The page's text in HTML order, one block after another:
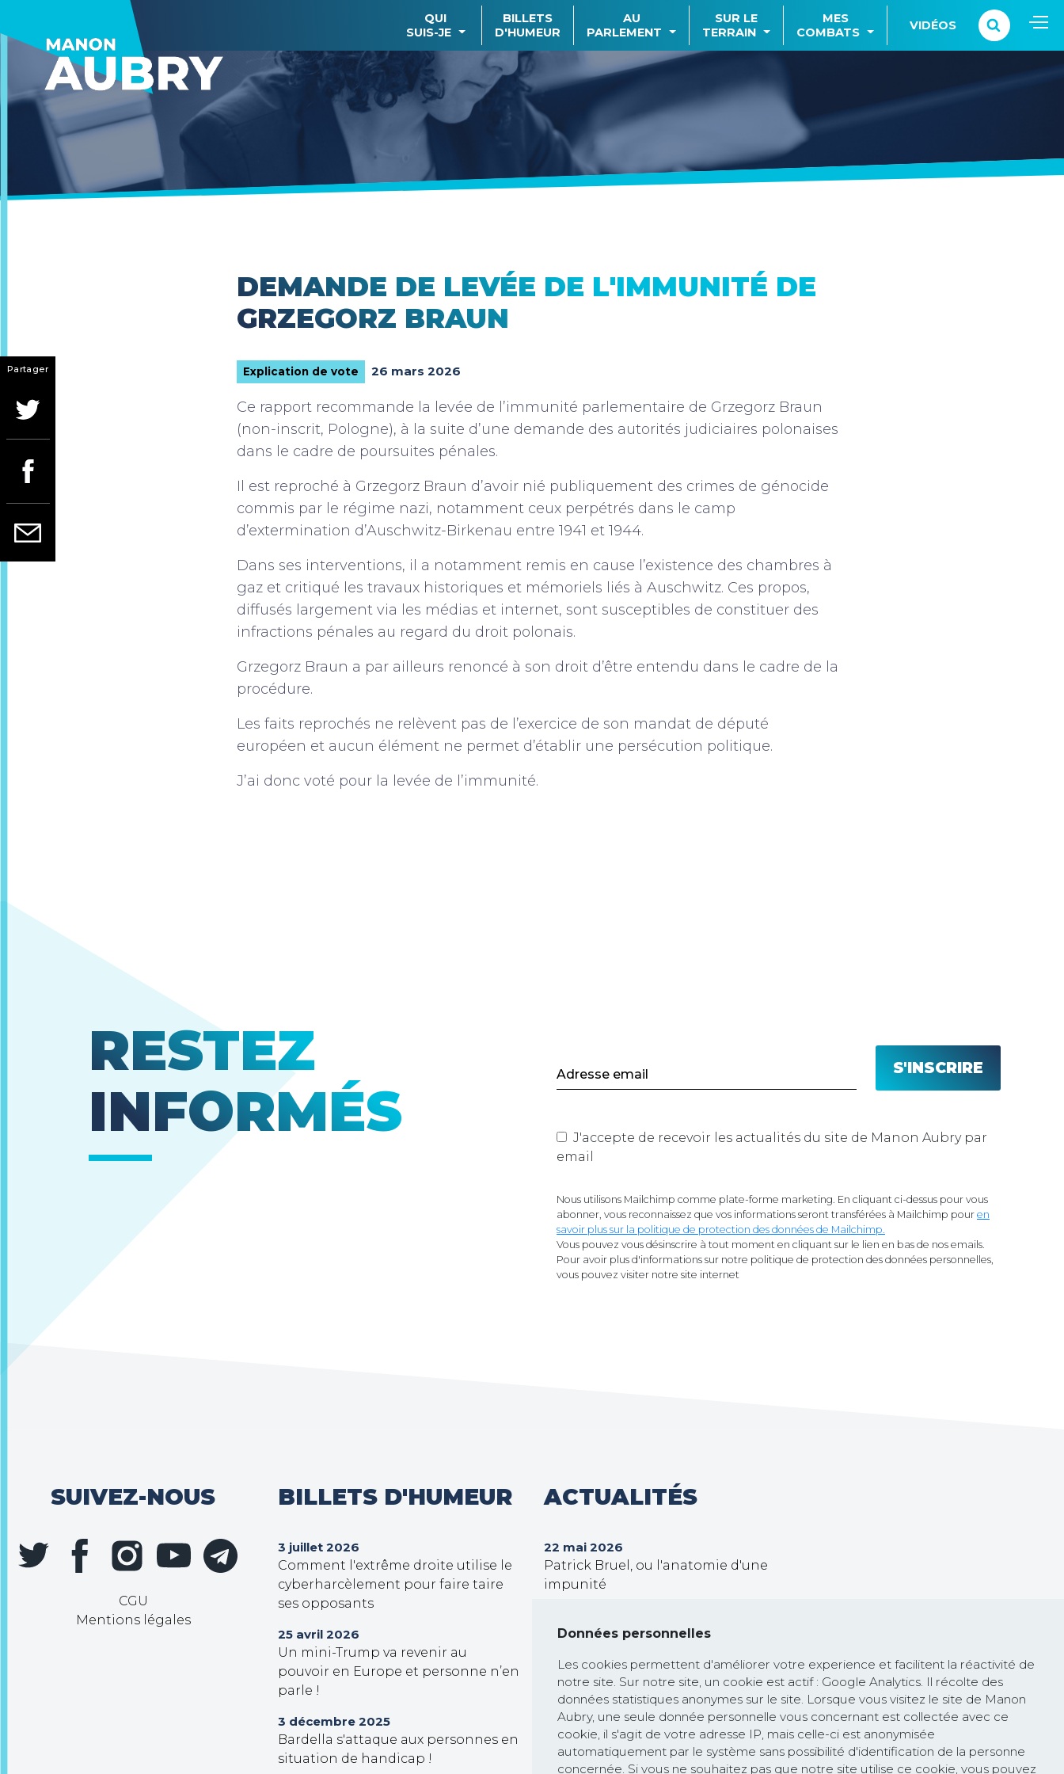
QUI
SUIS-JE
BILLETS
D'HUMEUR
AU
PARLEMENT
SUR LE
TERRAIN
MES
COMBATS
VIDÉOS
Partager
DEMANDE DE LEVÉE DE L'IMMUNITÉ DE
GRZEGORZ BRAUN
Explication de vote 26 mars 2026
Ce rapport recommande la levée de l’immunité parlementaire de Grzegorz Braun
(non-inscrit, Pologne), à la suite d’une demande des autorités judiciaires polonaises
dans le cadre de poursuites pénales.
Il est reproché à Grzegorz Braun d’avoir nié publiquement des crimes de génocide
commis par le régime nazi, notamment ceux perpétrés dans le camp
d’extermination d’Auschwitz-Birkenau entre 1941 et 1944.
Dans ses interventions, il a notamment remis en cause l’existence des chambres à
gaz et critiqué les travaux historiques et mémoriels liés à Auschwitz. Ces propos,
diffusés largement via les médias et internet, sont susceptibles de constituer des
infractions pénales au regard du droit polonais.
Grzegorz Braun a par ailleurs renoncé à son droit d’être entendu dans le cadre de la
procédure.
Les faits reprochés ne relèvent pas de l’exercice de son mandat de député
européen et aucun élément ne permet d’établir une persécution politique.
J’ai donc voté pour la levée de l’immunité.
RESTEZ
INFORMÉS
J'accepte de recevoir les actualités du site de Manon Aubry par
email
Nous utilisons Mailchimp comme plate-forme marketing. En cliquant ci-dessus pour vous
abonner, vous reconnaissez que vos informations seront transférées à Mailchimp pour en
savoir plus sur la politique de protection des données de Mailchimp.
Vous pouvez vous désinscrire à tout moment en cliquant sur le lien en bas de nos emails.
Pour avoir plus d'informations sur notre politique de protection des données personnelles,
vous pouvez visiter notre site internet
SUIVEZ-NOUS
CGU
Mentions légales
BILLETS D'HUMEUR
3 juillet 2026
Comment l'extrême droite utilise le
cyberharcèlement pour faire taire
ses opposants
25 avril 2026
Un mini-Trump va revenir au
pouvoir en Europe et personne n’en
parle !
3 décembre 2025
Bardella s'attaque aux personnes en
situation de handicap !
ACTUALITÉS
22 mai 2026
Patrick Bruel, ou l'anatomie d'une
impunité
Trump veut prendre le contrôle de
26 février 2025
Communiqué de presse : la
Commission européenne rejoint la
course à la dérégulation lancée par
les Etats-Unis et saccage les textes
Données personnelles
Les cookies permettent d'améliorer votre experience et facilitent la réactivité de
notre site. Sur notre site, un cookie est actif : Google Analytics. Il récolte des
données statistiques anonymes sur le site. Lorsque vous visitez le site de Manon
Aubry, une seule donnée personnelle vous concernant est collectée avec ce
cookie, il s'agit de votre adresse IP, mais celle-ci est anonymisée
automatiquement par le système sans possibilité d'identification de la personne
concernée. Si vous ne souhaitez pas que notre site utilise ce cookie, vous pouvez